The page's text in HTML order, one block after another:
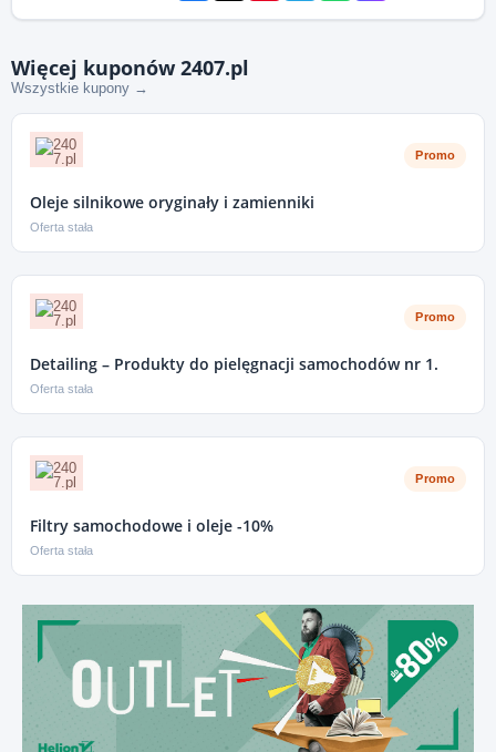
Więcej kuponów 2407.pl
Wszystkie kupony →
Promo
Oleje silnikowe oryginały i zamienniki
Oferta stała
Promo
Detailing – Produkty do pielęgnacji samochodów nr 1.
Oferta stała
Promo
Filtry samochodowe i oleje -10%
Oferta stała